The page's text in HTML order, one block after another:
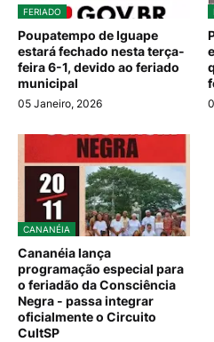
FERIADO
Poupatempo de Iguape
estará fechado nesta terça-
feira 6-1, devido ao feriado
municipal
05 Janeiro, 2026
CANANÉIA
Cananéia lança
programação especial para
o feriadão da Consciência
Negra - passa integrar
oficialmente o Circuito
CultSP